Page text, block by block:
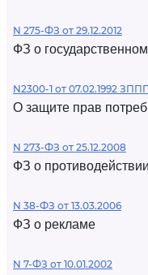
N 275-ФЗ от 29.12.2012
ФЗ о
N2300-1 от 07.02.1992
О защите прав
N 273-ФЗ от 25.12.2008
ФЗ о
N 38-ФЗ от 13.03.2006
ФЗ о рекламе
N 7-ФЗ от 10.01.2002